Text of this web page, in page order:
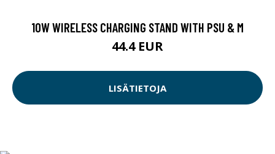
10W WIRELESS CHARGING STAND WITH PSU & M
44.4 EUR
LISÄTIETOJA